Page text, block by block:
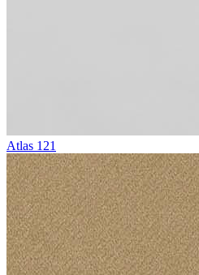
Atlas 121